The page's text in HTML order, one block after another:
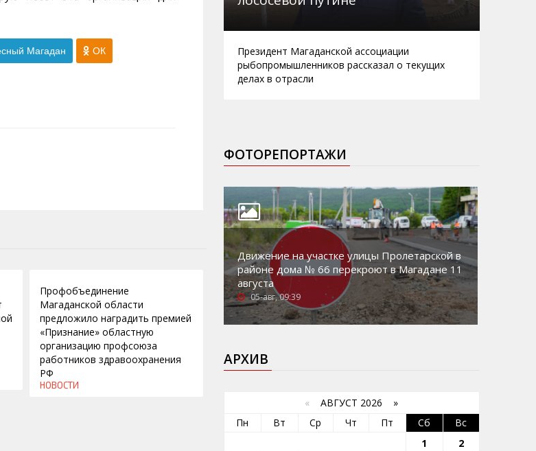
Магадан ОК
Профобъединение
Магаданской области
предложило наградить премией
«Признание» областную
организацию профсоюза
работников здравоохранения
РФ
НОВОСТИ
Президент Магаданской ассоциации
рыбопромышленников рассказал о текущих
делах в отрасли
ФОТОРЕПОРТАЖИ
Движение на участке улицы Пролетарской в
районе дома № 66 перекроют в Магадане 11
августа
05-авг, 09:39
АРХИВ
« АВГУСТ 2026 »
Пн
Вт Ср Чт Пт Сб
Вс
1
2